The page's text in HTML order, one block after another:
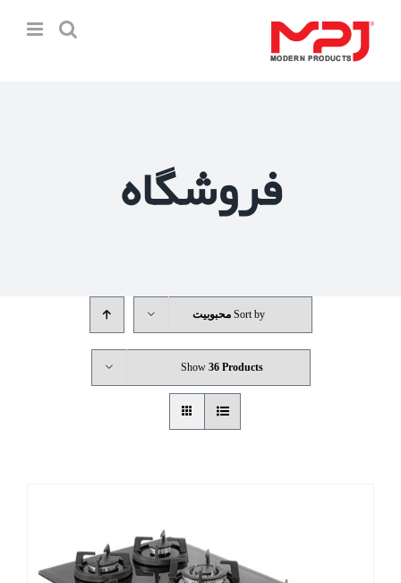
content
فروشگاه
Sort by محبوبیت
Show 36 Products